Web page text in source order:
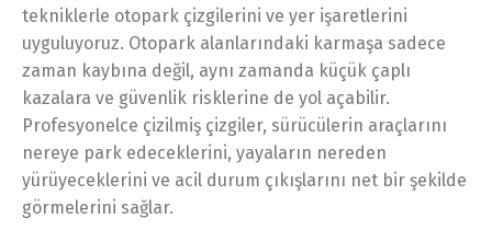
tekniklerle otopark çizgilerini ve yer işaretlerini
uyguluyoruz. Otopark alanlarındaki karmaşa sadece
zaman kaybına değil, aynı zamanda küçük çaplı
kazalara ve güvenlik risklerine de yol açabilir.
Profesyonelce çizilmiş çizgiler, sürücülerin araçlarını
nereye park edeceklerini, yayaların nereden
yürüyeceklerini ve acil durum çıkışlarını net bir şekilde
görmelerini sağlar.